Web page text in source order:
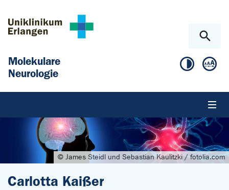
Molekulare
Neurologie
© James Steidl und Sebastian Kaulitzki / fotolia.com
Carlotta Kaißer